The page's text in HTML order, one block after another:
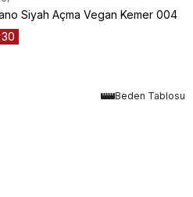
Siyah Açma Vegan Kemer 004
30
Beden Tablosu